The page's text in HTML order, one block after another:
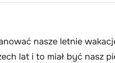
nasze letnie
lat i to miał być nasz